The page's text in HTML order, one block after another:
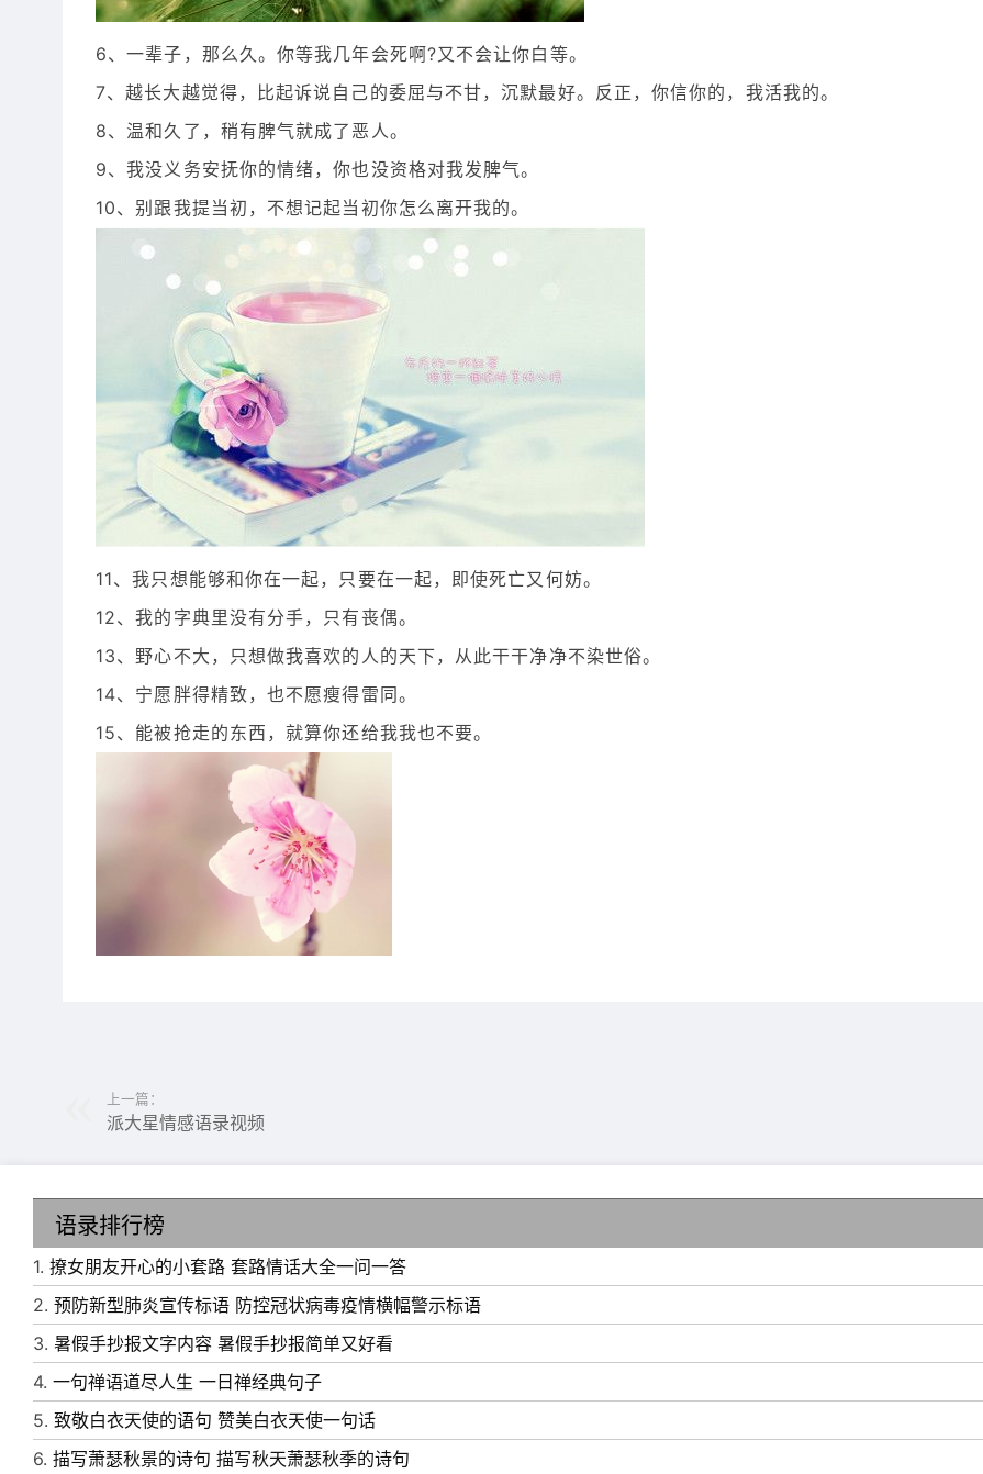
6、一辈子，那么久。你等我几年会死啊?又不会让你白等。
7、越长大越觉得，比起诉说自己的委屈与不甘，沉默最好。反正，你信你的，我活我的。
8、温和久了，稍有脾气就成了恶人。
9、我没义务安抚你的情绪，你也没资格对我发脾气。
10、别跟我提当初，不想记起当初你怎么离开我的。
11、我只想能够和你在一起，只要在一起，即使死亡又何妨。
12、我的字典里没有分手，只有丧偶。
13、野心不大，只想做我喜欢的人的天下，从此干干净净不染世俗。
14、宁愿胖得精致，也不愿瘦得雷同。
15、能被抢走的东西，就算你还给我我也不要。
上一篇：
派大星情感语录视频
语录排行榜
1. 撩女朋友开心的小套路 套路情话大全一问一答
2. 预防新型肺炎宣传标语 防控冠状病毒疫情横幅警示标语
3. 暑假手抄报文字内容 暑假手抄报简单又好看
4. 一句禅语道尽人生 一日禅经典句子
5. 致敬白衣天使的语句 赞美白衣天使一句话
6. 描写萧瑟秋景的诗句 描写秋天萧瑟秋季的诗句